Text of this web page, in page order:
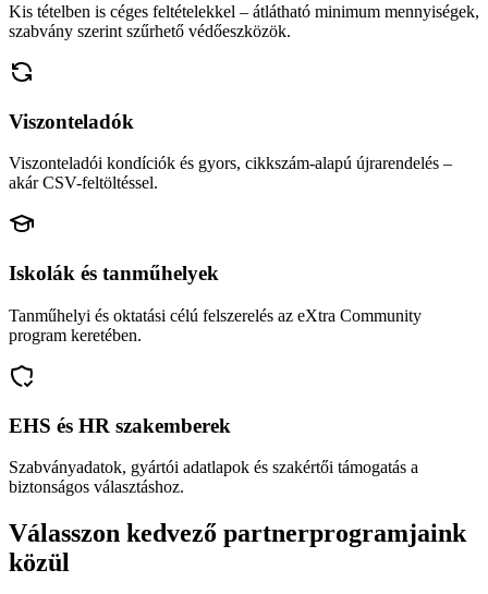
Kis tételben is céges feltételekkel – átlátható minimum mennyiségek,
szabvány szerint szűrhető védőeszközök.
Viszonteladók
Viszonteladói kondíciók és gyors, cikkszám-alapú újrarendelés –
akár CSV-feltöltéssel.
Iskolák és tanműhelyek
Tanműhelyi és oktatási célú felszerelés az eXtra Community
program keretében.
EHS és HR szakemberek
Szabványadatok, gyártói adatlapok és szakértői támogatás a
biztonságos választáshoz.
Válasszon kedvező partnerprogramjaink
közül